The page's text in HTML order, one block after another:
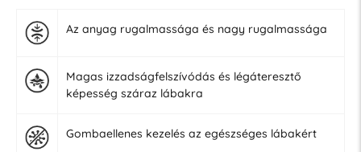
Az anyag rugalmassága és nagy rugalmassága
Magas izzadságfelszívódás és légáteresztő
képesség száraz lábakra
Gombaellenes kezelés az egészséges lábakért